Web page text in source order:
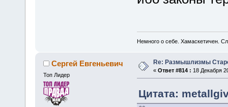
Немного о себе. Хамаскетичен.
Сергей Евгеньевич
Топ Лидер
Re: Размышлизмы
« Ответ #814 : 18 Декабря
Цитата: